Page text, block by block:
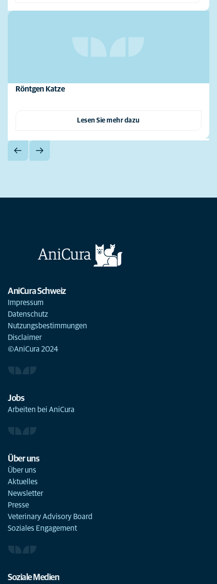
Röntgen Katze
Lesen Sie mehr dazu
AniCura Schweiz
Impressum
Datenschutz
Nutzungsbestimmungen
Disclaimer
©AniCura 2024
Jobs
Arbeiten bei AniCura
Über uns
Über uns
Aktuelles
Newsletter
Presse
Veterinary Advisory Board
Soziales Engagement
Soziale Medien